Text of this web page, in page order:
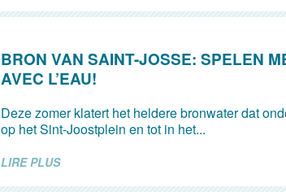
BRON VAN SAINT-JOSSE: SPELEN
AVEC L’EAU!
Deze zomer klatert het heldere bronwater dat
op het Sint-Joostplein en tot in het...
LIRE PLUS